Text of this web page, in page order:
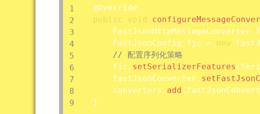
public
void
FastJsonHttpMessageConverter
    FastJsonConfig fjc
= new
// 配置序列化策略
    fjc
. setSerializerFeatures (
    fastJsonConverter
.
    converters
. add (
}